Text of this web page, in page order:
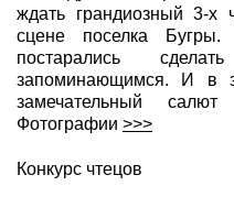
ждать грандиозный 3-х
сцене поселка
постарались
запоминающимся. И в
замечательный
Фотографии >>>
Конкурс чтецов